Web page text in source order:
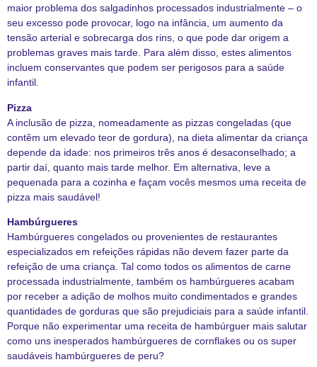
maior problema dos salgadinhos processados industrialmente – o
seu excesso pode provocar, logo na infância, um aumento da
tensão arterial e sobrecarga dos rins, o que pode dar origem a
problemas graves mais tarde. Para além disso, estes alimentos
incluem conservantes que podem ser perigosos para a saúde
infantil.
Pizza
A inclusão de pizza, nomeadamente as pizzas congeladas (que
contêm um elevado teor de gordura), na dieta alimentar da criança
depende da idade: nos primeiros três anos é desaconselhado; a
partir daí, quanto mais tarde melhor. Em alternativa, leve a
pequenada para a cozinha e façam vocês mesmos uma receita de
pizza mais saudável!
Hambúrgueres
Hambúrgueres congelados ou provenientes de restaurantes
especializados em refeições rápidas não devem fazer parte da
refeição de uma criança. Tal como todos os alimentos de carne
processada industrialmente, também os hambúrgueres acabam
por receber a adição de molhos muito condimentados e grandes
quantidades de gorduras que são prejudiciais para a saúde infantil.
Porque não experimentar uma receita de hambúrguer mais salutar
como uns inesperados hambúrgueres de cornflakes ou os super
saudáveis hambúrgueres de peru?